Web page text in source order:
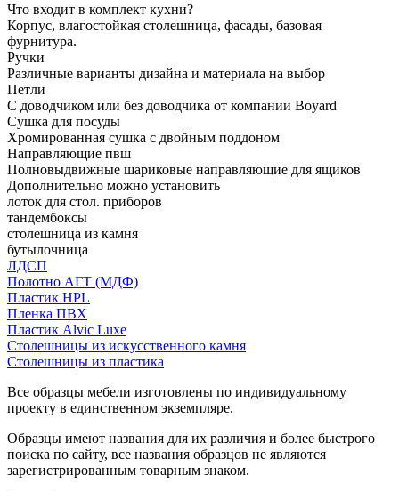
Что входит в комплект кухни?
Корпус, влагостойкая столешница, фасады, базовая
фурнитура.
Ручки
Различные варианты дизайна и материала на выбор
Петли
С доводчиком или без доводчика от компании Boyard
Сушка для посуды
Хромированная сушка с двойным поддоном
Направляющие пвш
Полновыдвижные шариковые направляющие для ящиков
Дополнительно можно установить
лоток для стол. приборов
тандембоксы
столешница из камня
бутылочница
ЛДСП
Полотно АГТ (МДФ)
Пластик HPL
Пленка ПВХ
Пластик Alvic Luxe
Столешницы из искусственного камня
Столешницы из пластика
Все образцы мебели изготовлены по индивидуальному
проекту в единственном экземпляре.
Образцы имеют названия для их различия и более быстрого
поиска по сайту, все названия образцов не являются
зарегистрированным товарным знаком.